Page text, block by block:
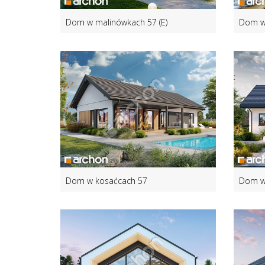
Dom w malinówkach 57 (E) Dom
Dom w kosaćcach 57 Dom